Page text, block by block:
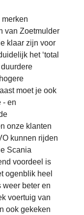
van Zoetmulder
klaar zijn voor
het ‘total
duurdere
moet je ook
- en
onze klanten
kunnen rijden
Scania
voordeel is
ogenblik heel
weer beter en
voertuig van
ook gekeken